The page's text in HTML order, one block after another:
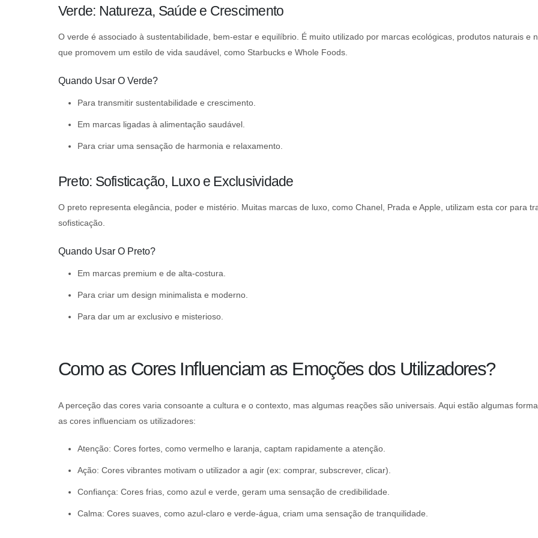
Verde: Natureza, Saúde e Crescimento
O verde é associado à sustentabilidade, bem-estar e equilíbrio. É muito utilizado por marcas ecológicas, produtos naturais e
que promovem um estilo de vida saudável, como Starbucks e Whole Foods.
Quando Usar O Verde?
Para transmitir sustentabilidade e crescimento.
Em marcas ligadas à alimentação saudável.
Para criar uma sensação de harmonia e relaxamento.
Preto: Sofisticação, Luxo e Exclusividade
O preto representa elegância, poder e mistério. Muitas marcas de luxo, como Chanel, Prada e Apple, utilizam esta cor para
sofisticação.
Quando Usar O Preto?
Em marcas premium e de alta-costura.
Para criar um design minimalista e moderno.
Para dar um ar exclusivo e misterioso.
Como as Cores Influenciam as Emoções dos Utilizadores?
A perceção das cores varia consoante a cultura e o contexto, mas algumas reações são universais. Aqui estão algumas
as cores influenciam os utilizadores:
Atenção: Cores fortes, como vermelho e laranja, captam rapidamente a atenção.
Ação: Cores vibrantes motivam o utilizador a agir (ex: comprar, subscrever, clicar).
Confiança: Cores frias, como azul e verde, geram uma sensação de credibilidade.
Calma: Cores suaves, como azul-claro e verde-água, criam uma sensação de tranquilidade.